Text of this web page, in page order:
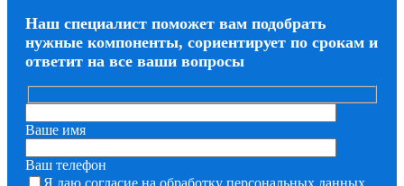
Наш специалист поможет вам подобрать
нужные компоненты, сориентирует по срокам и
ответит на все ваши вопросы
Ваше имя
Ваш телефон
Я даю согласие на обработку персональных данных.